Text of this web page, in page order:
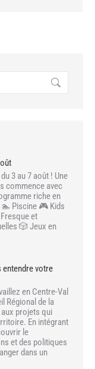
3 au 7 août ! Une
commence avec
riche en
Piscine 🎮 Kids
et
🎲 Jeux en
entendre votre
en Centre-Val
Régional de la
projets qui
En intégrant
le
et des politiques
dans un